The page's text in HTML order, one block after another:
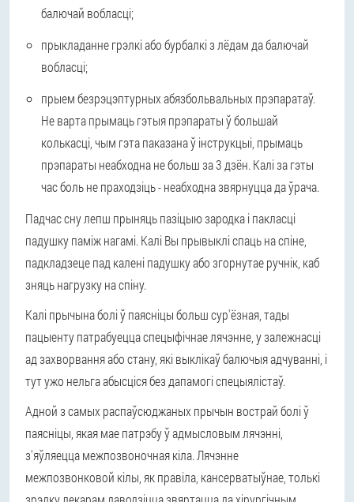
балючай вобласці;
прыкладанне грэлкі або бурбалкі з лёдам да балючай
вобласці;
прыем безрэцэптурных абязбольвальных прэпаратаў.
Не варта прымаць гэтыя прэпараты ў большай
колькасці, чым гэта паказана ў інструкцыі, прымаць
прэпараты неабходна не больш за 3 дзён. Калі за гэты
час боль не праходзіць - неабходна звярнуцца да ўрача.
Падчас сну лепш прыняць пазіцыю зародка і пакласці
падушку паміж нагамі. Калі Вы прывыклі спаць на спіне,
падкладзеце пад калені падушку або згорнутае ручнік, каб
зняць нагрузку на спіну.
Калі прычына болі ў паясніцы больш сур'ёзная, тады
пацыенту патрабуецца спецыфічнае лячэнне, у залежнасці
ад захворвання або стану, які выклікаў балючыя адчуванні, і
тут ужо нельга абысціся без дапамогі спецыялістаў.
Адной з самых распаўсюджаных прычын вострай болі ў
паясніцы, якая мае патрэбу ў адмысловым лячэнні,
з'яўляецца межпозвоночная кіла. Лячэнне
межпозвонковой кілы, як правіла, кансерватыўнае, толькі